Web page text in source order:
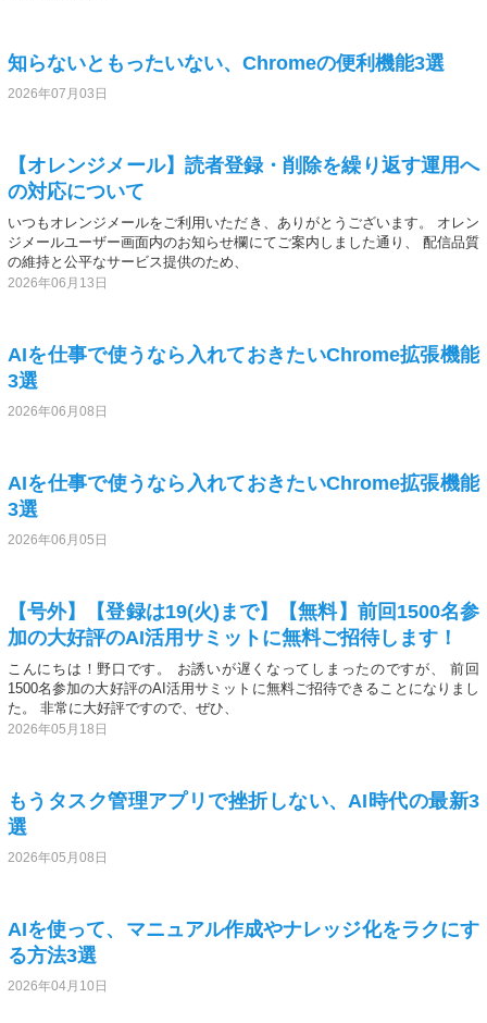
知らないともったいない、Chromeの便利機能3選
2026年07月03日
【オレンジメール】読者登録・削除を繰り返す運用へ
の対応について
いつもオレンジメールをご利用いただき、ありがとうございます。 オレン
ジメールユーザー画面内のお知らせ欄にてご案内しました通り、 配信品質
の維持と公平なサービス提供のため、
2026年06月13日
AIを仕事で使うなら入れておきたいChrome拡張機能
3選
2026年06月08日
AIを仕事で使うなら入れておきたいChrome拡張機能
3選
2026年06月05日
【号外】【登録は19(火)まで】【無料】前回1500名参
加の大好評のAI活用サミットに無料ご招待します！
こんにちは！野口です。 お誘いが遅くなってしまったのですが、 前回
1500名参加の大好評のAI活用サミットに無料ご招待できることになりまし
た。 非常に大好評ですので、ぜひ、
2026年05月18日
もうタスク管理アプリで挫折しない、AI時代の最新3
選
2026年05月08日
AIを使って、マニュアル作成やナレッジ化をラクにす
る方法3選
2026年04月10日